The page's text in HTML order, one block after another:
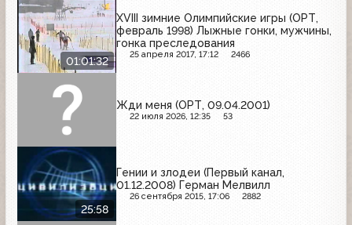
01:01:32
XVIII зимние Олимпийские игры (ОРТ,
февраль 1998) Лыжные гонки, мужчины,
гонка преследования
25 апреля 2017, 17:12 2466
Жди меня (ОРТ, 09.04.2001)
22 июля 2026, 12:35 53
25:58
Гении и злодеи (Первый канал,
01.12.2008) Герман Мелвилл
26 сентября 2015, 17:06 2882